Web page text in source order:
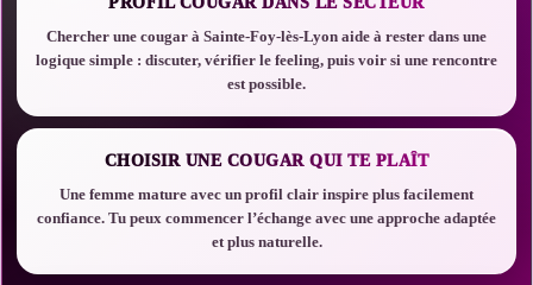
Chercher une cougar à Sainte-Foy-lès-Lyon aide à rester dans une
logique simple : discuter, vérifier le feeling, puis voir si une rencontre
est possible.
CHOISIR UNE COUGAR QUI TE PLAÎT
Une femme mature avec un profil clair inspire plus facilement
confiance. Tu peux commencer l’échange avec une approche adaptée
et plus naturelle.